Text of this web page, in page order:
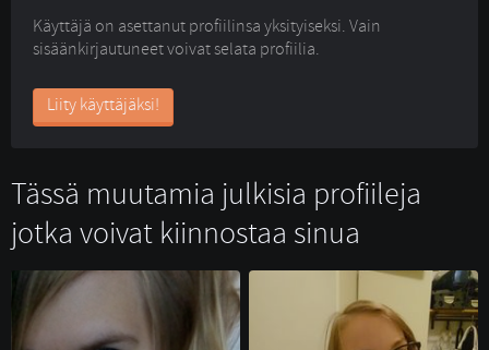
Käyttäjä on asettanut profiilinsa yksityiseksi. Vain
sisäänkirjautuneet voivat selata profiilia.
Liity käyttäjäksi!
Tässä muutamia julkisia profiileja
jotka voivat kiinnostaa sinua